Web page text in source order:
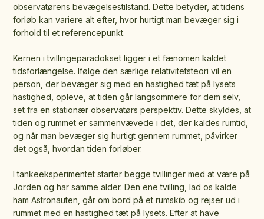
observatørens bevægelsestilstand. Dette betyder, at tidens
forløb kan variere alt efter, hvor hurtigt man bevæger sig i
forhold til et referencepunkt.
Kernen i tvillingeparadokset ligger i et fænomen kaldet
tidsforlængelse. Ifølge den særlige relativitetsteori vil en
person, der bevæger sig med en hastighed tæt på lysets
hastighed, opleve, at tiden går langsommere for dem selv,
set fra en stationær observatørs perspektiv. Dette skyldes, at
tiden og rummet er sammenvævede i det, der kaldes rumtid,
og når man bevæger sig hurtigt gennem rummet, påvirker
det også, hvordan tiden forløber.
I tankeeksperimentet starter begge tvillinger med at være på
Jorden og har samme alder. Den ene tvilling, lad os kalde
ham Astronauten, går om bord på et rumskib og rejser ud i
rummet med en hastighed tæt på lysets. Efter at have